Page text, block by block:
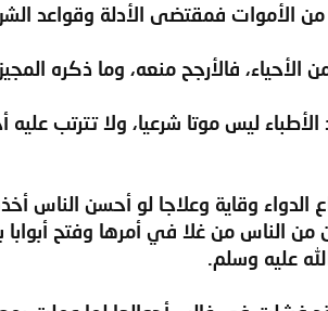
الأموات فمقتضى الأدلة وقواعد
الأحياء، فالأرجح منعه، وما ذكره
ليس موتا شرعيا، ولا تترتب
الدواء وقاية وعلاجا لو أحسن الناس
من الناس من غلا في أمرها وفتح
عليه وسلم.